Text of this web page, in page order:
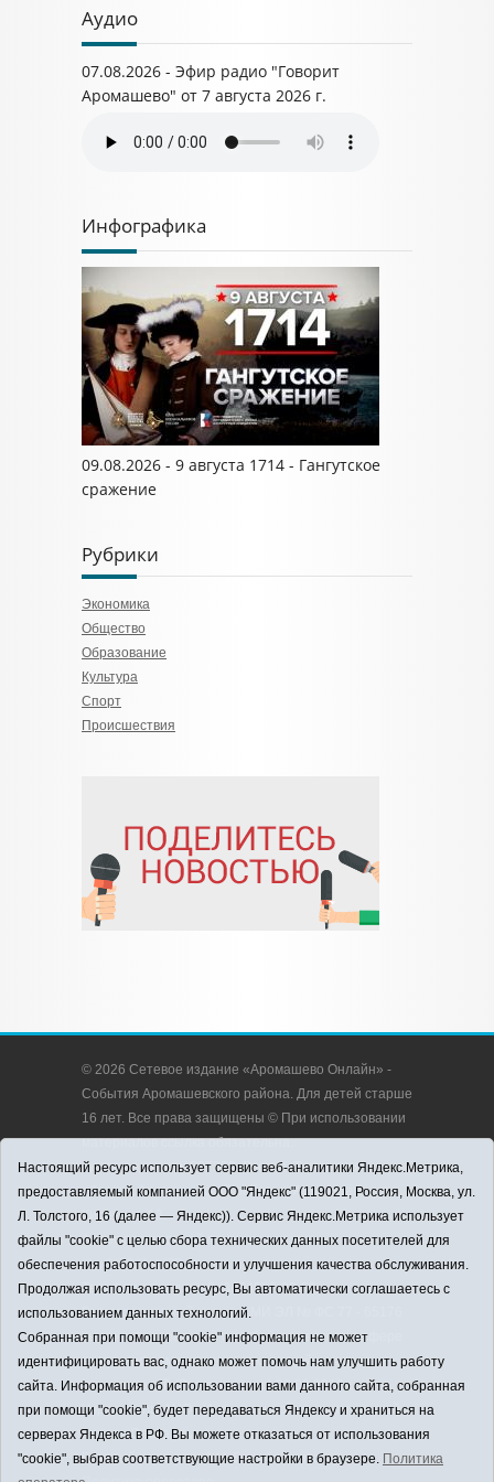
Аудио
07.08.2026 - Эфир радио "Говорит
Аромашево" от 7 августа 2026 г.
Инфографика
09.08.2026 - 9 августа 1714 - Гангутское
сражение
Рубрики
Экономика
Общество
Образование
Культура
Спорт
Происшествия
© 2026 Сетевое издание «Аромашево Онлайн» -
События Аромашевского района. Для детей старше
16 лет. Все права защищены © При использовании
материалов ссылка обязательна.
Адрес редакции: 627350, Россия, Тюменская
область, Аромашевский район, с. Аромашево, ул.
Кирова, д. 13.
Адрес электронной почты редакции:
strudu72@obl72.ru
Телефон редакции: 8 (34545) 2-30-58
Регистрационный номер СМИ ЭЛ № ФС 77 - 65176
выдано Федеральной службой по надзору в сфере
связи, информационных технологий и массовых
коммуникаций (Роскомнадзор) 28.03.2016 г.
Учредитель: АНО «Информационно-издательский
центр «Слава труду».
Главный редактор: А.Н. Барабанщиков
Настоящий ресурс использует сервис веб-аналитики Яндекс.Метрика,
предоставляемый компанией ООО "Яндекс" (119021, Россия, Москва, ул.
Л. Толстого, 16 (далее — Яндекс)). Сервис Яндекс.Метрика использует
файлы "cookie" с целью сбора технических данных посетителей для
обеспечения работоспособности и улучшения качества обслуживания.
Продолжая использовать ресурс, Вы автоматически соглашаетесь с
использованием данных технологий.
Собранная при помощи "cookie" информация не может
идентифицировать вас, однако может помочь нам улучшить работу
сайта. Информация об использовании вами данного сайта, собранная
при помощи "cookie", будет передаваться Яндексу и храниться на
серверах Яндекса в РФ. Вы можете отказаться от использования
"cookie", выбрав соответствующие настройки в браузере. Политика